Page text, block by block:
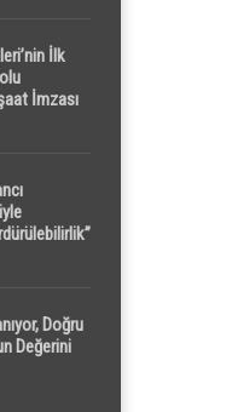
İlk
İmzası
Doğru
Değerini